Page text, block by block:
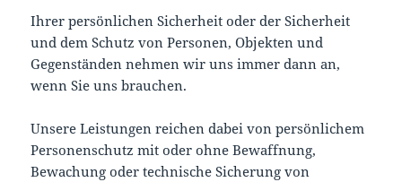
Ihrer persönlichen Sicherheit oder der Sicherheit
und dem Schutz von Personen, Objekten und
Gegenständen nehmen wir uns immer dann an,
wenn Sie uns brauchen.
Unsere Leistungen reichen dabei von persönlichem
Personenschutz mit oder ohne Bewaffnung,
Bewachung oder technische Sicherung von